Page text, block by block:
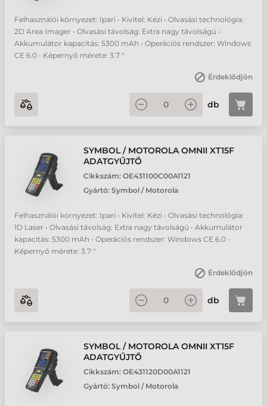
Felhasználói környezet: Ipari • Kivitel: Kézi • Olvasási technológia:
2D Area Imager • Olvasási távolság: Extra nagy távolságú •
Akkumulátor kapacitás: 5300 mAh • Operációs rendszer: Windows
CE 6.0 • Képernyő mérete: 3.7 "
Érdeklődjön
db
SYMBOL / MOTOROLA OMNII XT15F
ADATGYŰJTŐ
Cikkszám: OE431100C00A1121
Gyártó: Symbol / Motorola
Felhasználói környezet: Ipari • Kivitel: Kézi • Olvasási technológia:
1D Laser • Olvasási távolság: Extra nagy távolságú • Akkumulátor
kapacitás: 5300 mAh • Operációs rendszer: Windows CE 6.0 •
Képernyő mérete: 3.7 "
Érdeklődjön
db
SYMBOL / MOTOROLA OMNII XT15F
ADATGYŰJTŐ
Cikkszám: OE431120D00A1121
Gyártó: Symbol / Motorola